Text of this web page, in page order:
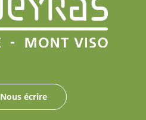
Nous écrire